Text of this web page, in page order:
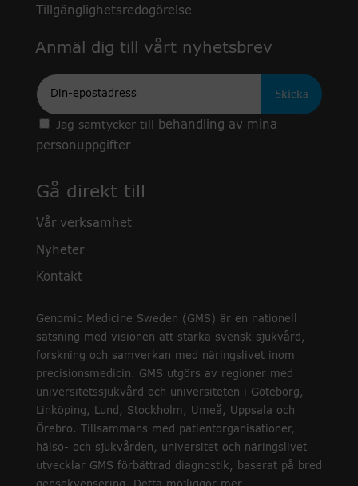
Tillgänglighetsredogörelse
Anmäl dig till vårt nyhetsbrev
Epost
Jag samtycker till
behandling av mina
personuppgifter
Gå direkt till
Vår verksamhet
Nyheter
Kontakt
Genomic Medicine Sweden (GMS) är en nationell
satsning med visionen att stärka svensk sjukvård,
forskning och samverkan med näringslivet inom
precisionsmedicin. GMS utgörs av regioner med
universitetssjukvård och universiteten i Göteborg,
Linköping, Lund, Stockholm, Umeå, Uppsala och
Örebro. Tillsammans med patientorganisationer,
hälso- och sjukvården, universitet och näringslivet
utvecklar GMS förbättrad diagnostik, baserat på bred